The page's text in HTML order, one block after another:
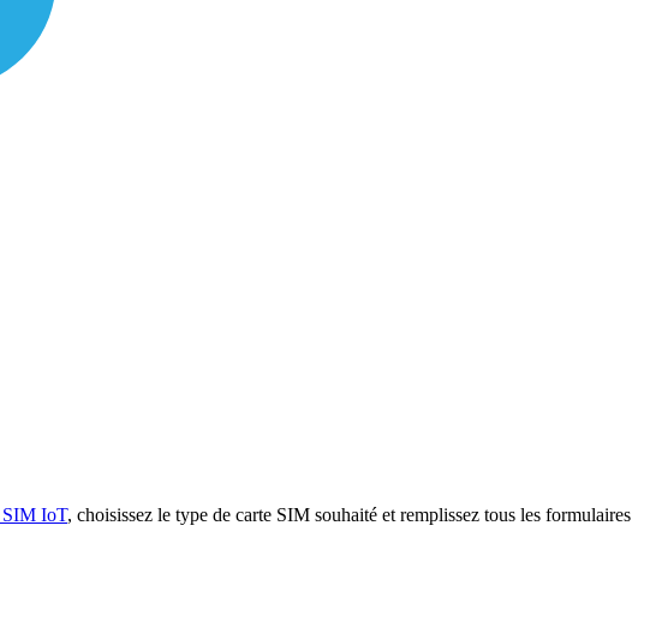
SIM IoT, choisissez le type de carte SIM souhaité et remplissez tous les formulaires